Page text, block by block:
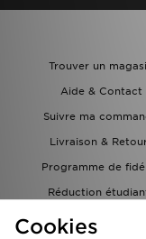
Trouver un
Aide & Contact
Suivre ma
Livraison &
Programme de
Réduction
Carte Cadeau
Cookies